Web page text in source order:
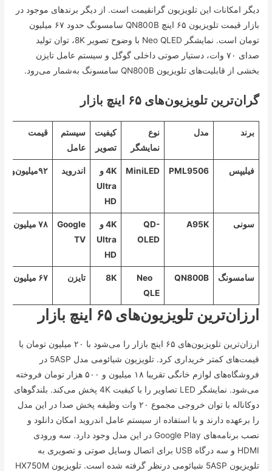
دیگر امکانات این تلویزیون گرانقیمت است. از دیگر برند‌های موجود در
بازار قیمت تلویزیون ۶۵ اینچ QN800B سامسونگ حدود ۶۷ میلیون
تومان است. نمایشگر Neo QLED با وضوح تصویر 8K، توان تولید
صدای ۷۰ وات، دستیار صوتی داخلی گوگل و سیستم عامل تایزن
بخشی از قابلیت‌های تلویزیون QN800B سامسونگ به‌شمار می‌رود.
گران‌ترین تلویزیون‌های ۶۵ اینچ بازار
برند مدل
نوع
نمایشگر
کیفیت
تصویر
سیستم
عامل
قیمت
فیلیپس PML9506
MiniLED
4K و
Ultra
HD
اندروید ۹۲‌میلیون‌و۵۰۰هزارتومان
سونی A95K
QD-
OLED
4K و
Ultra
HD
Google
TV
۷۸ میلیون تومان
سامسونگ QN800B
Neo
QLE
8K تایزن ۶۷ میلیون تومان
ارزان‌ترین تلویزیون‌های ۶۵ اینچ بازار
ارزان‌ترین تلویزیون‌های ۶۵ اینچ بازار را می‌شود با ۲۰ میلیون تومان یا
قیمت‌های کمتر خریداری کرد. تلویزیون شیائومی مدل 5ASP در
فروشگاه‌های لوازم خانگی تقریبا ۱۸ میلیون و ۵۰۰ هزار تومان فروخته
می‌شود. نمایشگر LED تصاویر را با کیفیت 4K پخش می‌کند. بلندگو‌های
دوکاناله با توان خروجی مجموع ۲۰ وات وظیفه پخش صدا در این مدل
را برعهده دارند و با استفاده از سیستم عامل اندروید امکان دانلود و
نصب برنامه‌های Google Play در این مدل وجود دارد. سه ورودی
HDMI و سه درگاه USB برای اتصال وسایل صوتی و تصویری به
تلویزیون 5ASP شیائومی درنظر گرفته شده است. تلویزیون HX750M